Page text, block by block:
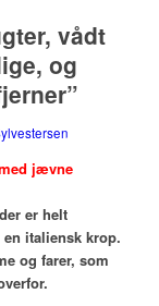
vådt
og
jævne
er helt
italiensk krop.
og farer, som